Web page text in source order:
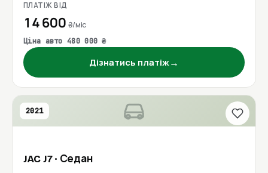
ПЛАТІЖ ВІД
14 600 ₴/міс
Ціна авто 480 000 ₴
Дізнатись платіж→
2021
JACJ7· Седан